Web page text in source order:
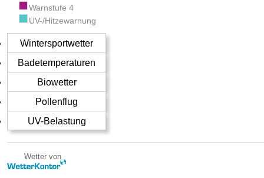
Warnstufe 4
UV-/Hitzewarnung
Wintersportwetter
Badetemperaturen
Biowetter
Pollenflug
UV-Belastung
Wetter von